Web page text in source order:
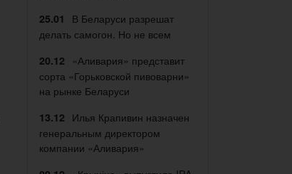
25.01
В Беларуси разрешат
делать самогон. Но не всем
20.12
«Аливария» представит
сорта «Горьковской пивоварни»
на рынке Беларуси
13.12 Илья Крапивин назначен
генеральным директором
компании «Аливария»